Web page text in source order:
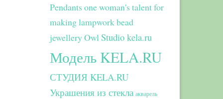
Pendants one woman's talent for
making lampwork bead
jewelleryOwlStudio kela.ru
Модель KELA.RU
СТУДИЯ KELA.RU
Украшения из стекла акварель